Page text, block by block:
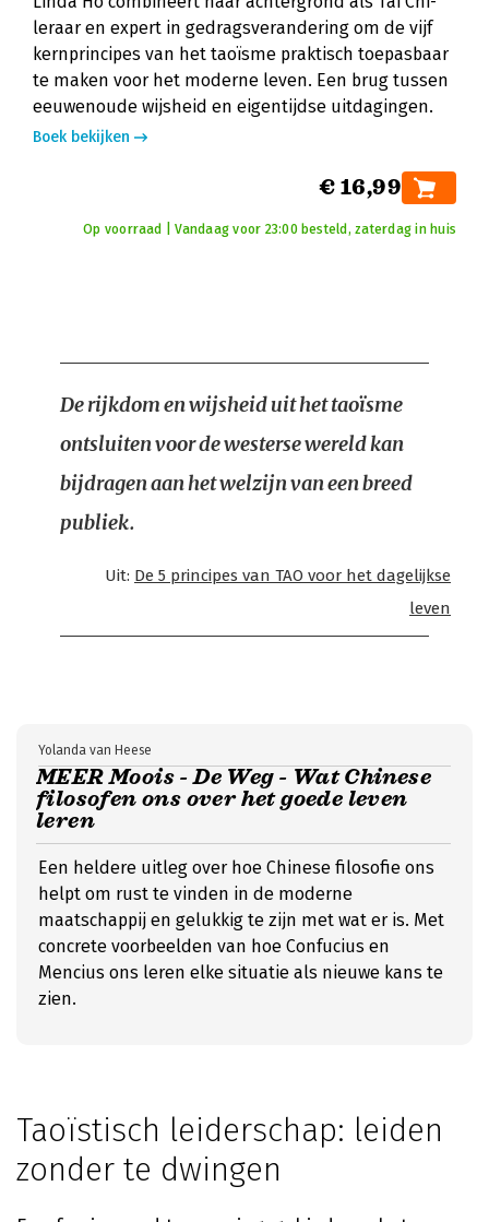
leraar en expert in gedragsverandering om de vijf
kernprincipes van het taoïsme praktisch toepasbaar
te maken voor het moderne leven. Een brug tussen
eeuwenoude wijsheid en eigentijdse uitdagingen.
Boek bekijken
€ 16,99
Op voorraad | Vandaag voor 23:00 besteld, zaterdag in huis
De rijkdom en wijsheid uit het taoïsme
ontsluiten voor de westerse wereld kan
bijdragen aan het welzijn van een breed
publiek.
Uit: De 5 principes van TAO voor het dagelijkse
leven
MEER Moois - De Weg - Wat Chinese
filosofen ons over het goede leven
leren
Yolanda van Heese
Een heldere uitleg over hoe Chinese filosofie ons
helpt om rust te vinden in de moderne
maatschappij en gelukkig te zijn met wat er is. Met
concrete voorbeelden van hoe Confucius en
Mencius ons leren elke situatie als nieuwe kans te
zien.
Taoïstisch leiderschap: leiden
zonder te dwingen